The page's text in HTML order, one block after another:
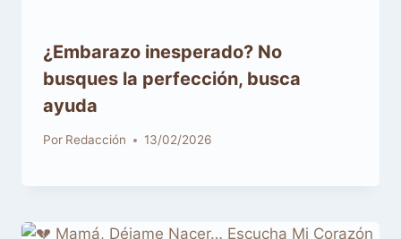
¿Embarazo inesperado? No
busques la perfección, busca
ayuda
Por Redacción 13/02/2026